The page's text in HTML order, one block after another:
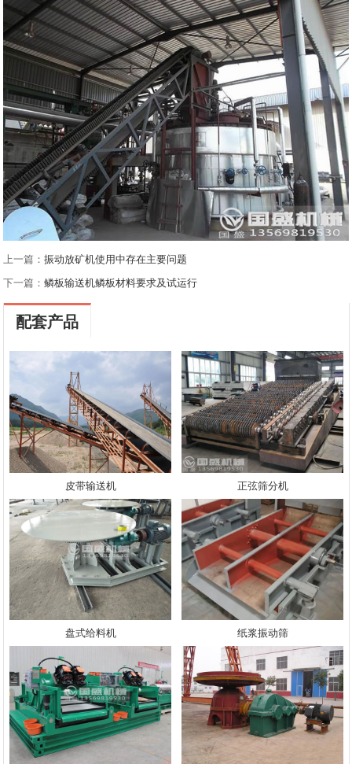
上一篇：振动放矿机使用中存在主要问题
下一篇：鳞板输送机鳞板材料要求及试运行
配套产品
皮带输送机 正弦筛分机
盘式给料机 纸浆振动筛